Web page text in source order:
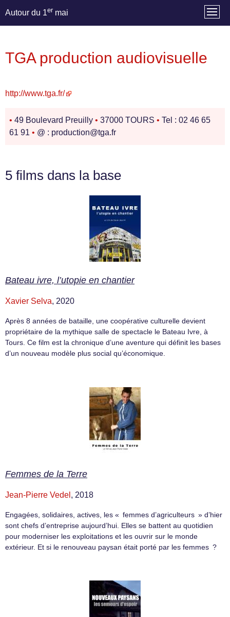
Autour du 1er mai
TGA production audiovisuelle
http://www.tga.fr/
• 49 Boulevard Preuilly • 37000 TOURS • Tel : 02 46 65
61 91 • @ : production@tga.fr
5 films dans la base
Bateau ivre, l’utopie en chantier
Xavier Selva, 2020
Après 8 années de bataille, une coopérative culturelle devient
propriétaire de la mythique salle de spectacle le Bateau Ivre, à
Tours. Ce film est la chronique d’une aventure qui définit les bases
d’un nouveau modèle plus social qu’économique.
Femmes de la Terre
Jean-Pierre Vedel , 2018
Engagées, solidaires, actives, les « femmes d’agriculteurs » d’hier
sont chefs d’entreprise aujourd’hui. Elles se battent au quotidien
pour moderniser les exploitations et les ouvrir sur le monde
extérieur. Et si le renouveau paysan était porté par les femmes ?